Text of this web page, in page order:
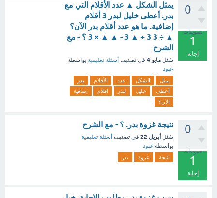
0
تصويتات
1
إجابة
يمثل الشكل ▲ عدد الأقلام التي مع
بدر. أعطى خليل لبدر 3 أقلام
إضافية. ما هو عدد أقلام بدر الآن؟
▲ ÷ 3 3 + ▲ 3 - ▲ ▲ × 3 ؟ - مع
الشرح
سُئل مايو 4 في تصنيف أسئلة تعليمية بواسطة
عبود
يمثل الشكل عدد الأقلام
بدر
أعطى
خليل لبدر أقلام
إضافية
الآن؟
0
تصويتات
1
إجابة
نتيجة غزوة بدر. ؟ - مع الشرح
سُئل أبريل 22 في تصنيف أسئلة تعليمية
بواسطة عبود
نتيجة غزوة بدر